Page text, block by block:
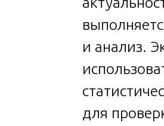
и анализ.
для